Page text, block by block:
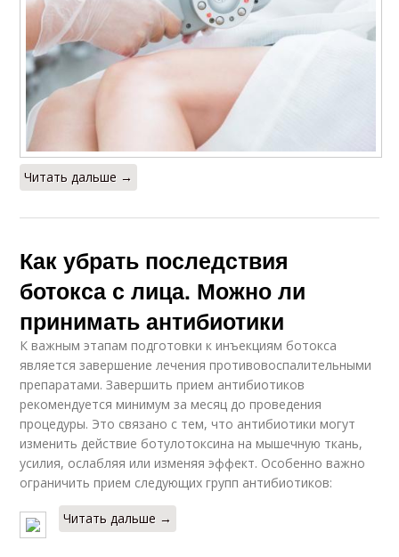
Читать дальше →
Как убрать последствия
ботокса с лица. Можно ли
принимать антибиотики
К важным этапам подготовки к инъекциям ботокса
является завершение лечения противовоспалительными
препаратами. Завершить прием антибиотиков
рекомендуется минимум за месяц до проведения
процедуры. Это связано с тем, что антибиотики могут
изменить действие ботулотоксина на мышечную ткань,
усилия, ослабляя или изменяя эффект. Особенно важно
ограничить прием следующих групп антибиотиков:
Читать дальше →